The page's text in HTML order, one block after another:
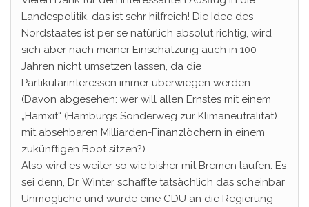
Landespolitik, das ist sehr hilfreich! Die Idee des
Nordstaates ist per se natürlich absolut richtig, wird
sich aber nach meiner Einschätzung auch in 100
Jahren nicht umsetzen lassen, da die
Partikularinteressen immer überwiegen werden.
(Davon abgesehen: wer will allen Ernstes mit einem
„Hamxit“ (Hamburgs Sonderweg zur Klimaneutralität)
mit absehbaren Milliarden-Finanzlöchern in einem
zukünftigen Boot sitzen?).
Also wird es weiter so wie bisher mit Bremen laufen. Es
sei denn, Dr. Winter schaffte tatsächlich das scheinbar
Unmögliche und würde eine CDU an die Regierung